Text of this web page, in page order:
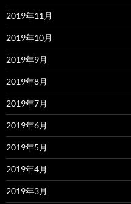
2019年11月
2019年10月
2019年9月
2019年8月
2019年7月
2019年6月
2019年5月
2019年4月
2019年3月